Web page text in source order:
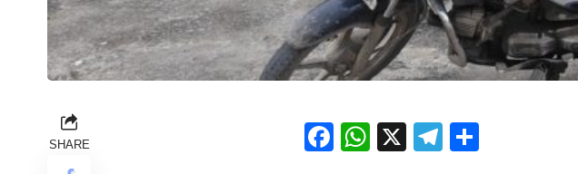
SHARE Facebook
WhatsApp
X Telegram